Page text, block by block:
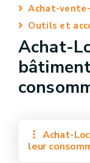
Achat-
Outils et
Achat-
Achat-
leur